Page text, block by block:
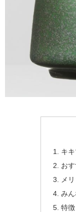
キ
お
メ
み
特徴